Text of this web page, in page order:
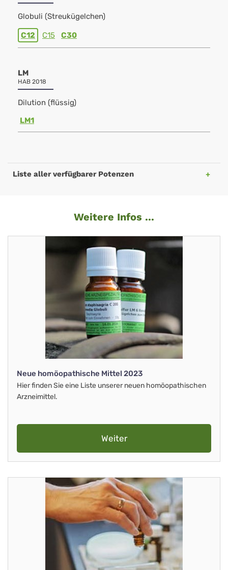
Globuli (Streukügelchen)
C12 C15 C30
LM
HAB 2018
Dilution (flüssig)
LM1
Liste aller verfügbarer Potenzen
Weitere Infos ...
Neue homöopathische Mittel 2023
Hier finden Sie eine Liste unserer neuen homöopathischen
Arzneimittel.
Weiter